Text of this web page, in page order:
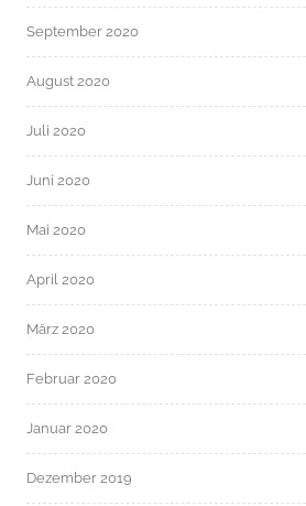
September 2020
August 2020
Juli 2020
Juni 2020
Mai 2020
April 2020
März 2020
Februar 2020
Januar 2020
Dezember 2019